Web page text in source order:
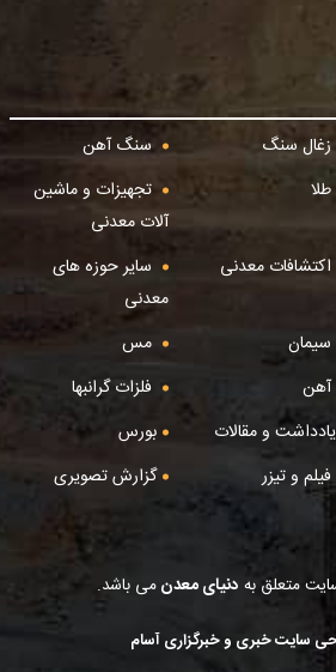
زغال سنگ
سنگ آهن
طلا
تجهیزات و ماشین
آلات معدنی
اکتشافات معدنی
سایر حوزه های
معدنی
سیمان
مس
آهن
فلزات گرانبها
یادداشت و مقالات
بورس
فیلم و تیزر
گزارش تصویری
متعلق به دنیای معدنمی باشد.
سایت خبری و خبرگزاری آسام